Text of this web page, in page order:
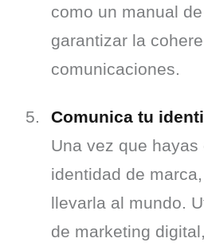
como un manual
garantizar la
comunicaciones.
Comunica tu
Una vez que
identidad de
llevarla al mundo.
de marketing